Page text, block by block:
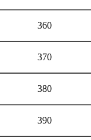
360
370
380
390